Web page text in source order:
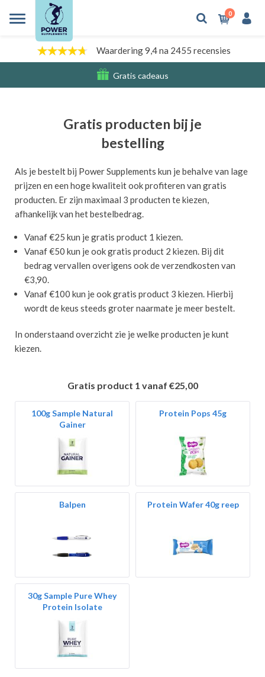
0
Waardering 9,4 na 2455 recensies
Gratis cadeaus
Gratis producten bij je
bestelling
Als je bestelt bij Power Supplements kun je behalve van lage
prijzen en een hoge kwaliteit ook profiteren van gratis
producten. Er zijn maximaal 3 producten te kiezen,
afhankelijk van het bestelbedrag.
Vanaf €25 kun je gratis product 1 kiezen.
Vanaf €50 kun je ook gratis product 2 kiezen. Bij dit
bedrag vervallen overigens ook de verzendkosten van
€3,90.
Vanaf €100 kun je ook gratis product 3 kiezen. Hierbij
wordt de keus steeds groter naarmate je meer bestelt.
In onderstaand overzicht zie je welke producten je kunt
kiezen.
Gratis product 1 vanaf €25,00
100g Sample Natural
Gainer
Protein Pops 45g
Balpen Protein Wafer 40g reep
30g Sample Pure Whey
Protein Isolate